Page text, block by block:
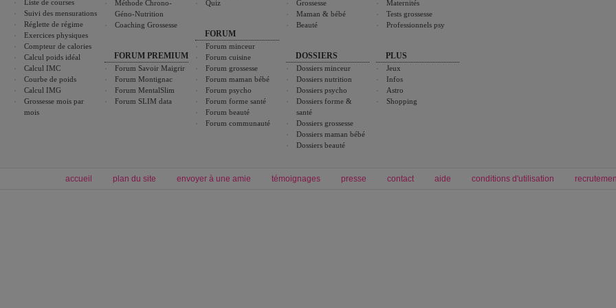
Liste de courses
Suivi des mensurations
Réglette de régime
Exercices physiques
Compteur de calories
Calcul poids idéal
Calcul IMC
Courbe de poids
Calcul IMG
Grossesse mois par
mois
Méthode Chrono-
Géno-Nutrition
Coaching Grossesse
FORUM PREMIUM
Forum Savoir Maigrir
Forum Montignac
Forum MentalSlim
Forum SLIM data
Quiz
FORUM
Forum minceur
Forum cuisine
Forum grossesse
Forum maman bébé
Forum psycho
Forum forme santé
Forum beauté
Forum communauté
Grossesse
Maman & bébé
Beauté
DOSSIERS
Dossiers minceur
Dossiers nutrition
Dossiers psycho
Dossiers forme &
santé
Dossiers grossesse
Dossiers maman bébé
Dossiers beauté
Maternités
Tests grossesse
Professionnels psy
PLUS
Jeux
Infos
Astro
Shopping
accueil plan du site envoyer à une amie témoignages presse contact aide conditions d'utilisation